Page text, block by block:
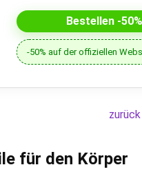
Bestellen -50%
-50% auf der offiziellen
für den Körper